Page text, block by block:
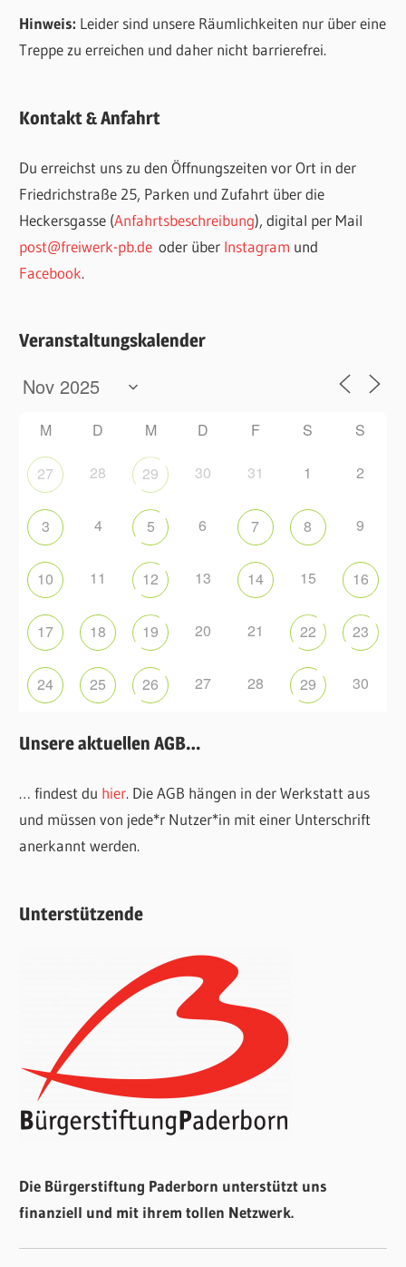
Hinweis: Leider sind unsere Räumlichkeiten nur über eine
Treppe zu erreichen und daher nicht barrierefrei.
Kontakt & Anfahrt
Du erreichst uns zu den Öffnungszeiten vor Ort in der
Friedrichstraße 25, Parken und Zufahrt über die
Heckersgasse (Anfahrtsbeschreibung), digital per Mail
post@freiwerk-pb.de oder über Instagram und
Facebook.
Veranstaltungskalender
M D M D F S S
27 28 29 30 31 1 2
3 4 5 6 7 8 9
10 11 12 13 14 15 16
17 18 19 20 21 22 23
24 25 26 27 28 29 30
Unsere aktuellen AGB…
… findest du hier. Die AGB hängen in der Werkstatt aus
und müssen von jede*r Nutzer*in mit einer Unterschrift
anerkannt werden.
Unterstützende
Die Bürgerstiftung Paderborn unterstützt uns
finanziell und mit ihrem tollen Netzwerk.